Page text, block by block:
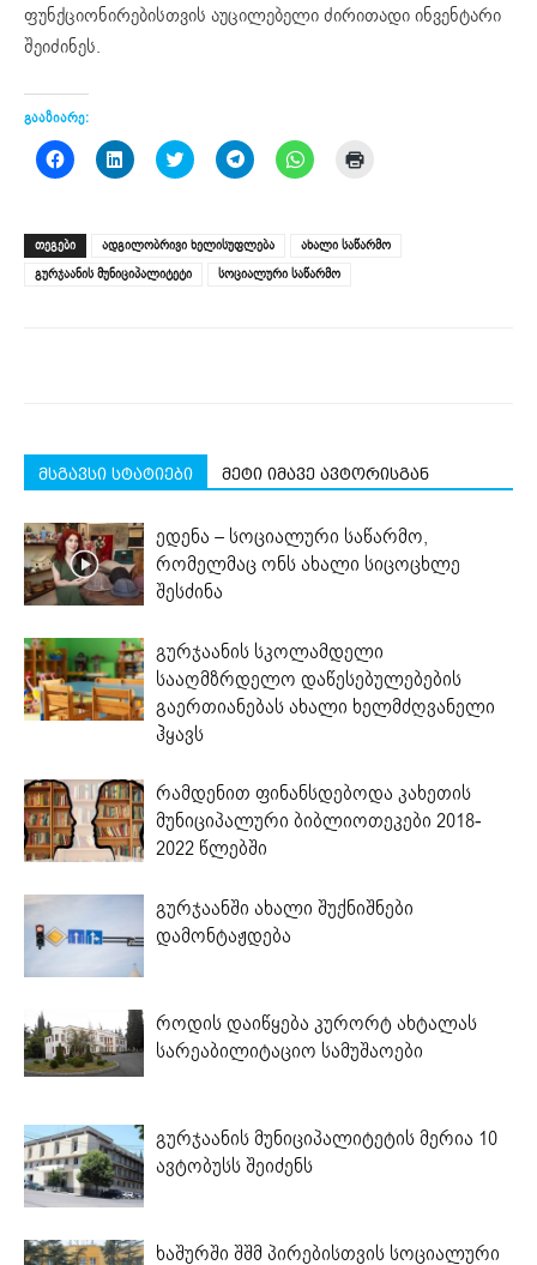
ფუნქციონირებისთვის აუცილებელი ძირითადი ინვენტარი
შეიძინეს.
გააზიარე:
Click
to
(Opens
in
new
window)
Click
to
(Opens
in
new
window)
Click
to
(Opens
in
new
window)
Click
to
(Opens
in
new
window)
Click
to
(Opens
in
new
window)
new
window)
ᲗᲔᲒᲔᲑᲘ ადგილობრივი ხელისუფლება
ახალი საწარმო
გურჯაანის მუნიციპალიტეტი
სოციალური საწარმო
მსგავსი სტატიები მეტი იმავე ავტორისგან
ედენა – სოციალური საწარმო,
რომელმაც ონს ახალი სიცოცხლე
შესძინა
გურჯაანის სკოლამდელი
სააღმზრდელო დაწესებულებების
გაერთიანებას ახალი ხელმძღვანელი
ჰყავს
რამდენით ფინანსდებოდა კახეთის
მუნიციპალური ბიბლიოთეკები 2018-
2022 წლებში
გურჯაანში ახალი შუქნიშნები
დამონტაჟდება
როდის დაიწყება კურორტ ახტალას
სარეაბილიტაციო სამუშაოები
გურჯაანის მუნიციპალიტეტის მერია 10
ავტობუსს შეიძენს
ხაშურში შშმ პირებისთვის სოციალური